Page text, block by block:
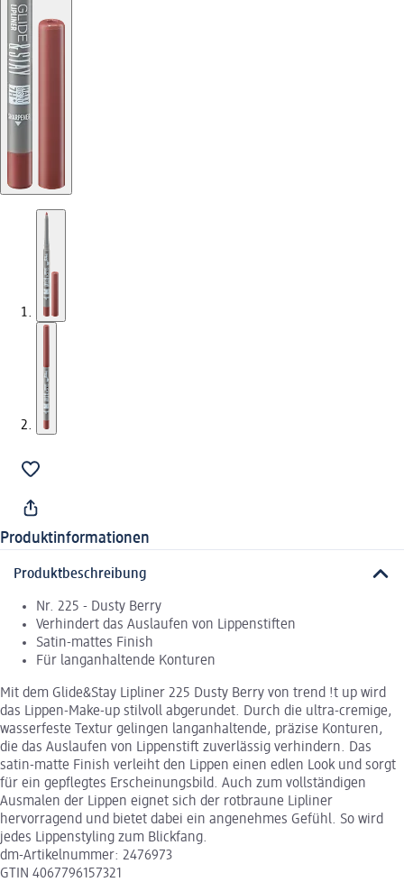
Produktinformationen
Produktbeschreibung
Nr. 225 - Dusty Berry
Verhindert das Auslaufen von Lippenstiften
Satin-mattes Finish
Für langanhaltende Konturen
Mit dem Glide&Stay Lipliner 225 Dusty Berry von trend !t up wird
das Lippen-Make-up stilvoll abgerundet. Durch die ultra-cremige,
wasserfeste Textur gelingen langanhaltende, präzise Konturen,
die das Auslaufen von Lippenstift zuverlässig verhindern. Das
satin-matte Finish verleiht den Lippen einen edlen Look und sorgt
für ein gepflegtes Erscheinungsbild. Auch zum vollständigen
Ausmalen der Lippen eignet sich der rotbraune Lipliner
hervorragend und bietet dabei ein angenehmes Gefühl. So wird
jedes Lippenstyling zum Blickfang.
dm-Artikelnummer: 2476973
GTIN 4067796157321